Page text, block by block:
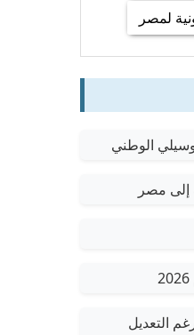
لمصر
الوطني
إلى مصر
التعديل